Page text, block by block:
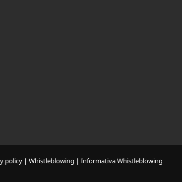
policy | Whistleblowing | Informativa Whistleblowing